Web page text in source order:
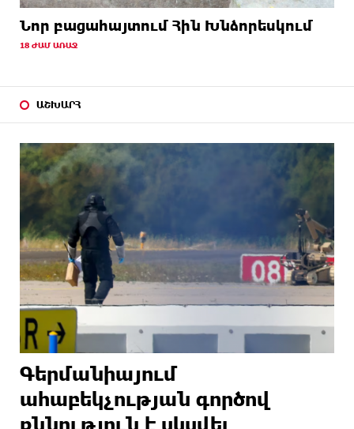
Նոր բացահայտում Հին Խնձորեսկում
18 ԺԱՄ ԱՌԱՋ
ԱՇԽԱՐՀ
Գերմանիայում
ահաբեկչության գործով
քննություն է սկսվել